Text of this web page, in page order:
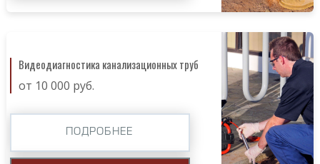
Видеодиагностика канализационных труб
от 10 000 руб.
ПОДРОБНЕЕ